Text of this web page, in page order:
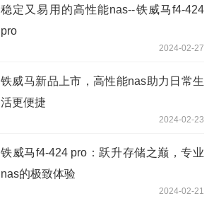
稳定又易用的高性能nas--铁威马f4-424
pro
2024-02-27
铁威马新品上市，高性能nas助力日常生
活更便捷
2024-02-23
铁威马f4-424 pro：跃升存储之巅，专业
nas的极致体验
2024-02-21